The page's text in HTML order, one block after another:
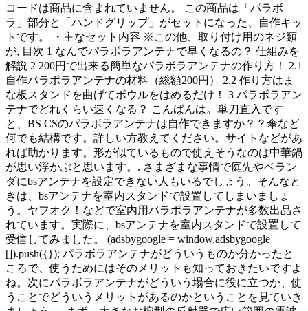
コードは商品に含まれていません。 この商品は「パラボ
ラ」部分と「ハンドグリップ」がセットになった、自作キッ
トです。 ・主なセット内容 ※この他、取り付け用のネジ類
が, 目次 1 なんでパラボラアンテナで早くなるの？ 仕組みを
解説 2 200円で出来る簡単なパラボラアンテナの作り方！ 2.1
自作パラボラアンテナの材料（総額200円） 2.2 作り方はま
な板スタンドを曲げてボウルをはめるだけ！ 3 パラボラアン
テナでどれくらい速くなる？ こんばんは。単刀直入です
と、BS CSのパラボラアンテナは自作できますか？？傘など
何でも結構です。詳しい方教えてください。サイトなどがあ
れば助かります。形が似ているもので使えそうなのは中華鍋
が思い浮かぶと思います。. さまざまな事情で庭先やベラン
ダにbsアンテナを設定できない人もいるでしょう。そんなと
きは、bsアンテナを室内スタンドで設置してしまいましょ
う。ヤフオク！などで室内用パラボラアンテナが多数出品さ
れています。実際に、bsアンテナを室内スタンドで設置して
受信してみました。 (adsbygoogle = window.adsbygoogle ||
[]).push({}); パラボラアンテナがどういうものか分かったと
ころで、使うためにはそのメリットも知っておきたいですよ
ね。次にパラボラアンテナがどういう場合に役に立つか、使
うことでどういうメリットがあるのかということを見ていき